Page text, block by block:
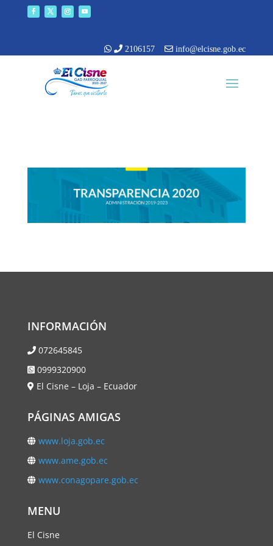
2106157 info@elcisne.gob.ec
INFORMACIÓN
072645845
0999320900
El Cisne – Loja – Ecuador
PÁGINAS AMIGAS
www.loja.gob.ec
www.ame.gob.ec
www.conagopare.gob.ec
MENU
El Cisne